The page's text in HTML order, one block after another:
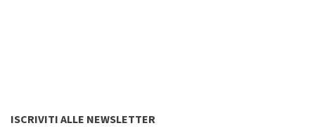
ISCRIVITI ALLE NEWSLETTER